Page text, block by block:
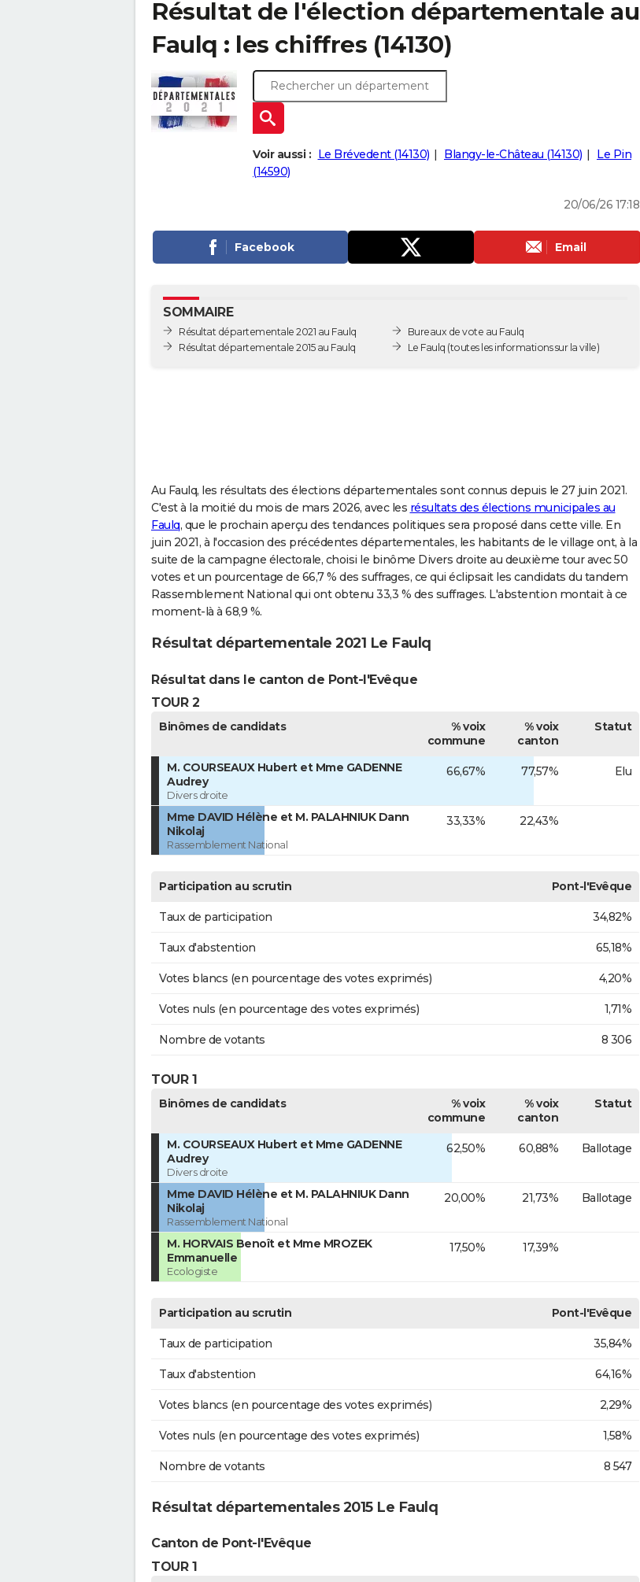
Résultat de l'élection départementale au
Faulq : les chiffres (14130)
Voir aussi : Le Brévedent (14130) Blangy-le-Château (14130)
Le Pin
(14590)
20/06/26 17:18
Facebook Email
SOMMAIRE
Résultat départementale 2021 au Faulq
Résultat départementale 2015 au Faulq
Bureaux de vote au Faulq
Le Faulq (toutes les informations sur la ville)
Au Faulq, les résultats des élections départementales sont connus depuis le 27 juin 2021.
C'est à la moitié du mois de mars 2026, avec les résultats des élections municipales au
Faulq, que le prochain aperçu des tendances politiques sera proposé dans cette ville. En
juin 2021, à l'occasion des précédentes départementales, les habitants de le village ont, à la
suite de la campagne électorale, choisi le binôme Divers droite au deuxième tour avec 50
votes et un pourcentage de 66,7 % des suffrages, ce qui éclipsait les candidats du tandem
Rassemblement National qui ont obtenu 33,3 % des suffrages. L'abstention montait à ce
moment-là à 68,9 %.
Résultat départementale 2021 Le Faulq
Résultat dans le canton de Pont-l'Evêque
TOUR 2
Binômes de candidats
% voix
commune
% voix
canton
Statut
M. COURSEAUX Hubert et Mme GADENNE
Audrey
Divers droite
66,67% 77,57% Elu
Mme DAVID Hélène et M. PALAHNIUK Dann
Nikolaj
Rassemblement National
33,33% 22,43%
Participation au scrutin Pont-l'Evêque
Taux de participation 34,82%
Taux d'abstention 65,18%
Votes blancs (en pourcentage des votes exprimés) 4,20%
Votes nuls (en pourcentage des votes exprimés) 1,71%
Nombre de votants 8 306
TOUR 1
Binômes de candidats
% voix
commune
% voix
canton
Statut
M. COURSEAUX Hubert et Mme GADENNE
Audrey
Divers droite
62,50% 60,88% Ballotage
Mme DAVID Hélène et M. PALAHNIUK Dann
Nikolaj
Rassemblement National
20,00% 21,73% Ballotage
M. HORVAIS Benoît et Mme MROZEK
Emmanuelle
Ecologiste
17,50% 17,39%
Participation au scrutin Pont-l'Evêque
Taux de participation 35,84%
Taux d'abstention 64,16%
Votes blancs (en pourcentage des votes exprimés) 2,29%
Votes nuls (en pourcentage des votes exprimés) 1,58%
Nombre de votants 8 547
Résultat départementales 2015 Le Faulq
Canton de Pont-l'Evêque
TOUR 1